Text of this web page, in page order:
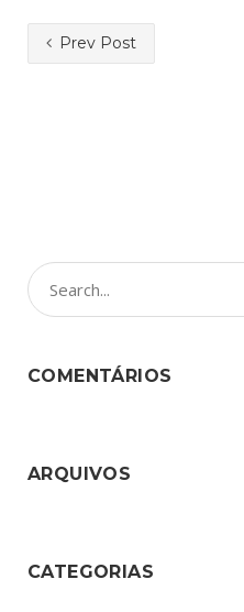
Prev Post
COMENTÁRIOS
ARQUIVOS
CATEGORIAS